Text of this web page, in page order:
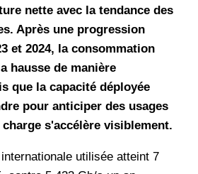
nette avec la tendance des
Après une progression
et 2024, la consommation
hausse de manière
que la capacité déployée
pour anticiper des usages
s'accélère visiblement.
utilisée atteint 7